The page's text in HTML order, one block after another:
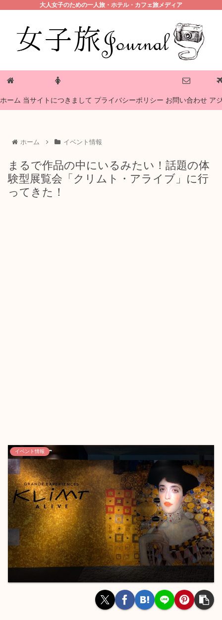
大人女子のための一人旅・ホテル・カフェ旅メディア
ホーム 当サイトにつきまして プライバシーポリシー お問い合わせ ア
ホーム イベント情報
まるで作品の中にいるみたい！話題の体
験型展覧会「クリムト・アライブ」に行
ってきた！
イベント情報